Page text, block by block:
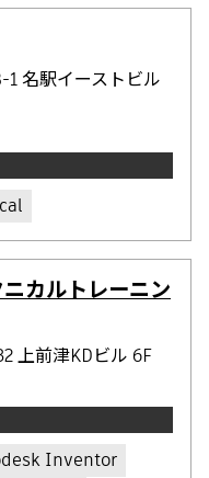
名駅イーストビル
カルトレーニン
上前津KDビル 6F
Inventor